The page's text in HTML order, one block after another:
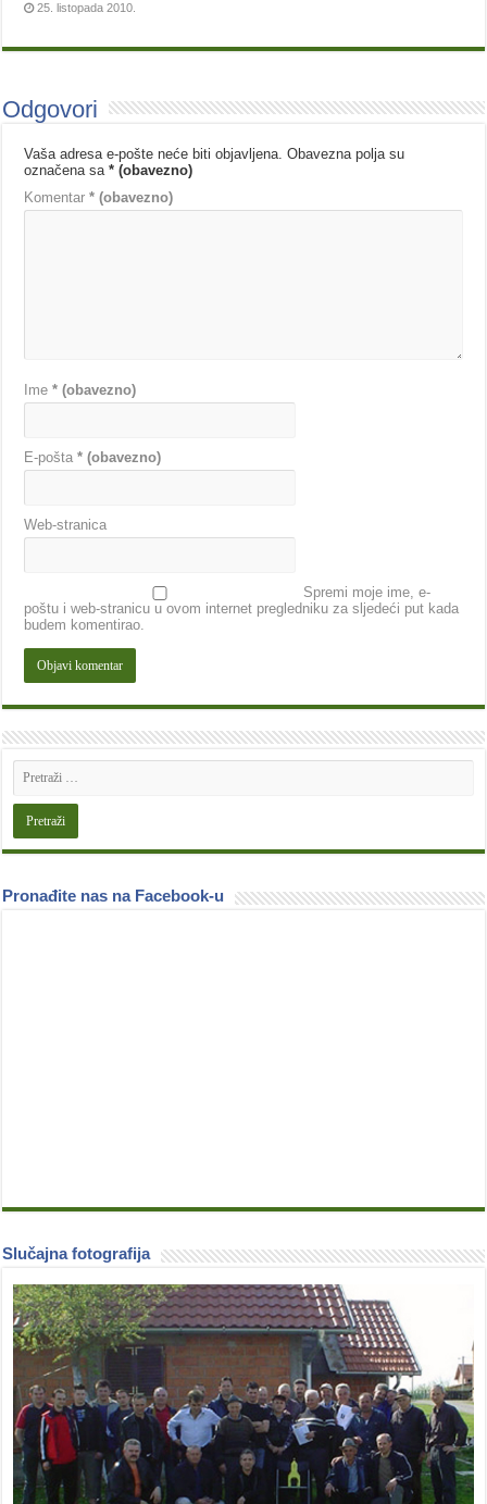
25. listopada 2010.
Odgovori
Vaša adresa e-pošte neće biti objavljena. Obavezna polja su
označena sa* (obavezno)
Komentar* (obavezno)
Ime* (obavezno)
E-pošta* (obavezno)
Web-stranica
Spremi moje ime, e-
poštu i web-stranicu u ovom internet pregledniku za sljedeći put kada
budem komentirao.
Pronađite nas na Facebook-u
Slučajna fotografija